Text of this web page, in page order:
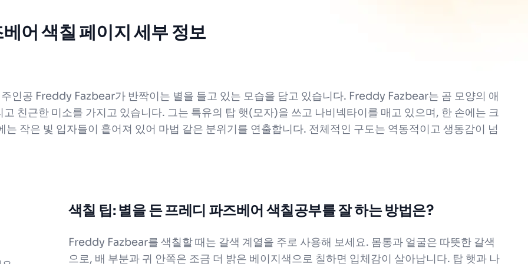
어 색칠 페이지 세부 정보
인공 Freddy Fazbear가 반짝이는 별을 들고 있는 모습을 담고 있습니다. Freddy Fazbear는 곰 모양의 애
친근한 미소를 가지고 있습니다. 그는 특유의 탑 햇(모자)을 쓰고 나비넥타이를 매고 있으며, 한 손에는 크
작은 빛 입자들이 흩어져 있어 마법 같은 분위기를 연출합니다. 전체적인 구도는 역동적이고 생동감이 넘
색칠 팁: 별을 든 프레디 파즈베어 색칠공부를 잘 하는 방법은?
Freddy Fazbear를 색칠할 때는 갈색 계열을 주로 사용해 보세요. 몸통과 얼굴은 따뜻한 갈색
으로, 배 부분과 귀 안쪽은 조금 더 밝은 베이지색으로 칠하면 입체감이 살아납니다. 탑 햇과 나